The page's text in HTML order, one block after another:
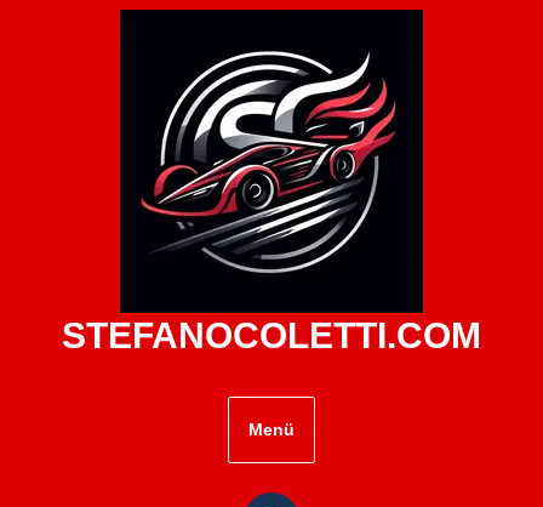
STEFANOCOLETTI.COM
Menü